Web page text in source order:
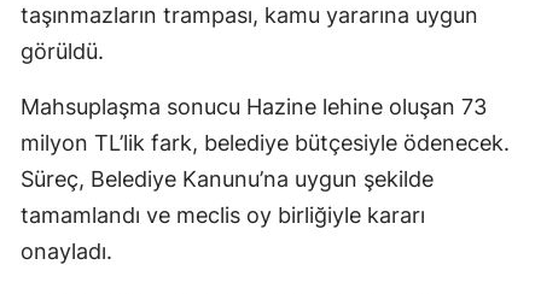
taşınmazların trampası, kamu yararına uygun
görüldü.
Mahsuplaşma sonucu Hazine lehine oluşan 73
milyon TL’lik fark, belediye bütçesiyle ödenecek.
Süreç, Belediye Kanunu’na uygun şekilde
tamamlandı ve meclis oy birliğiyle kararı
onayladı.